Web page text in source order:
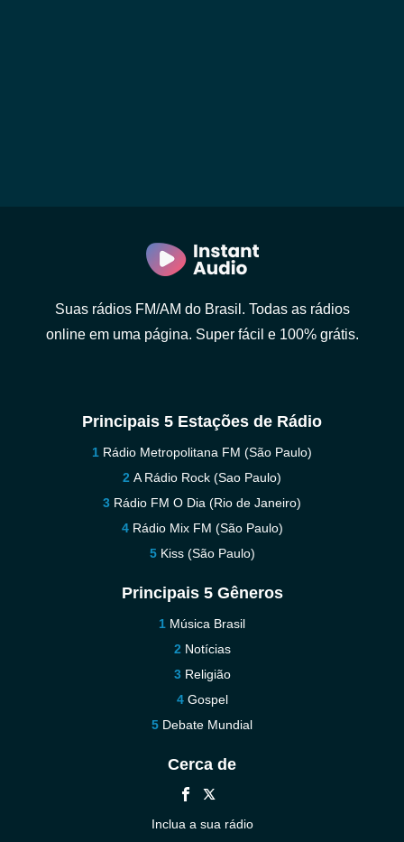
Suas rádios FM/AM do Brasil. Todas as rádios
online em uma página. Super fácil e 100% grátis.
Principais 5 Estações de Rádio
Rádio Metropolitana FM (São Paulo)
A Rádio Rock (Sao Paulo)
Rádio FM O Dia (Rio de Janeiro)
Rádio Mix FM (São Paulo)
Kiss (São Paulo)
Principais 5 Gêneros
Música Brasil
Notícias
Religião
Gospel
Debate Mundial
Cerca de
Inclua a sua rádio